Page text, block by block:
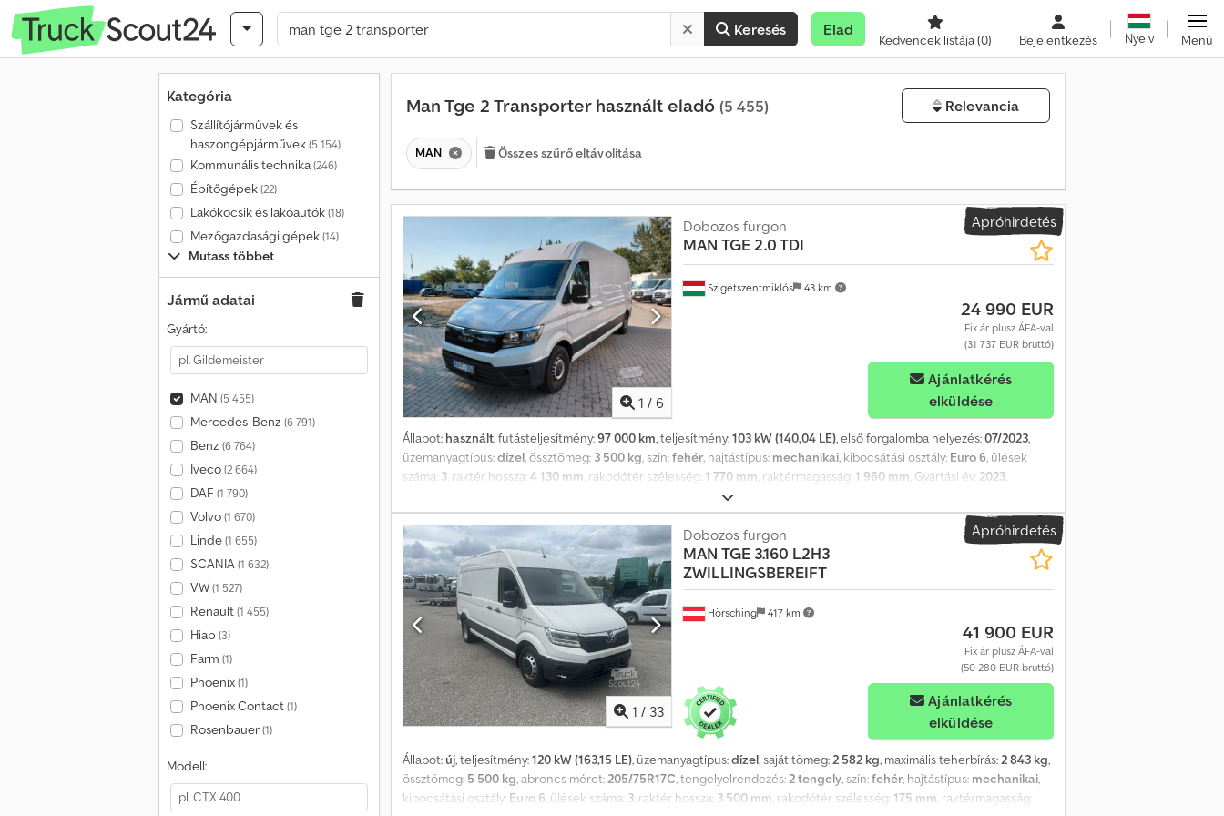
Keresés Elad
Kedvencek listája(0) Bejelentkezés Nyelv Menü
Kategória
Szállítójárművek és
haszongépjárművek(5 154)
Kommunális technika(246)
Építőgépek(22)
Lakókocsik és lakóautók(18)
Mezőgazdasági gépek(14)
Mutass többet
Jármű adatai
Gyártó:
MAN (5 455)
Mercedes-Benz (6 791)
Benz (6 764)
Iveco(2 664)
DAF (1 790)
Volvo(1 670)
Linde(1 655)
SCANIA(1 632)
VW(1 527)
Renault(1 455)
Hiab (3)
Farm (1)
Phoenix(1)
Phoenix Contact(1)
Rosenbauer(1)
Modell:
Man Tge 2 Transporter használt eladó (5 455) Relevancia
MAN Összes szűrő eltávolítása
Apróhirdetés
1 / 6
Szigetszentmiklós 43 km
Dobozos furgon
MAN TGE 2.0 TDI
24 990 EUR
Fix ár plusz ÁFA-val
(31 737 EUR bruttó)
Ajánlatkérés
elküldése
Állapot: használt, futásteljesítmény:97 000 km, teljesítmény:103 kW (140,04 LE), első forgalomba helyezés:07/2023,
üzemanyagtípus:dízel, össztömeg: 3 500 kg, szín:fehér, hajtástípus: mechanikai, kibocsátási osztály: Euro 6, ülések
száma: 3, raktér hossza:4 130 mm, rakodótér szélesség:1 770 mm, raktérmagasság:1 960 mm, Gyártási év: 2023,
ABS, elektronikus stabilitásprogram (ESP), központi zár, légkondicionálás
Bluetooth, multimédia rendszer, multifunkciós kormánykerék, elektromos tükrök és ablakok stb. Hívjon minket
WhatsApp/Viber-en is) E-mail: Crjdszr S Rpspfx Acdsf
Apróhirdetés
1 / 33
Hörsching 417 km
Dobozos furgon
MAN TGE 3.160 L2H3
ZWILLINGSBEREIFT
41 900 EUR
Fix ár plusz ÁFA-val
(50 280 EUR bruttó)
Ajánlatkérés
elküldése
Állapot:új, teljesítmény:120 kW (163,15 LE), üzemanyagtípus:dízel, saját tömeg:2 582 kg, maximális teherbírás:2 843 kg,
össztömeg: 5 500 kg, abroncs méret:205/75R17C, tengelyelrendezés:2 tengely, szín:fehér, hajtástípus: mechanikai,
kibocsátási osztály: Euro 6, ülések száma: 3, raktér hossza: 3 500 mm, rakodótér szélesség:175 mm, raktérmagasság:
H
a
v
b
m
i
n
t
1
4
0
0
s
á
l
á
s